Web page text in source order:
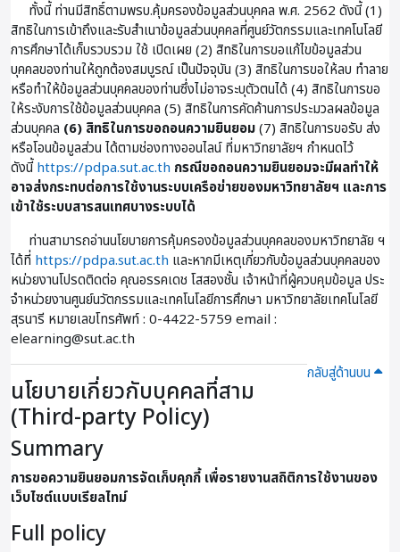
ทั้งนี้ ท่านมีสิทธิ์ตามพรบ.คุ้มครองข้อมูลส่วนบุคคล พ.ศ. 2562 ดังนี้ (1)
สิทธิในการเข้าถึงและรับสำเนาข้อมูลส่วนบุคคลที่ศูนย์วัตกรรมและเทคโนโลยี
การศึกษาได้เก็บรวบรวม ใช้ เปิดเผย (2) สิทธิในการขอแก้ไขข้อมูลส่วน
บุคคลของท่านให้ถูกต้องสมบูรณ์ เป็นปัจจุบัน (3) สิทธิในการขอให้ลบ ทำลาย
หรือทำให้ข้อมูลส่วนบุคคลของท่านซึ่งไม่อาจระบุตัวตนได้ (4) สิทธิในการขอ
ให้ระงับการใช้ข้อมูลส่วนบุคคล (5) สิทธิในการคัดค้านการประมวลผลข้อมูล
ส่วนบุคคล (6) สิทธิในการขอถอนความยินยอม(7) สิทธิในการขอรับ ส่ง
หรือโอนข้อมูลส่วน ได้ตามช่องทางออนไลน์ ที่มหาวิทยาลัยฯ กำหนดไว้
ดังนี้ https://pdpa.sut.ac.th กรณีขอถอนความยินยอมจะมีผลทำให้
อาจส่งกระทบต่อการใช้งานระบบเครือข่ายของมหาวิทยาลัยฯ และการ
เข้าใช้ระบบสารสนเทศบางระบบได้
ท่านสามารถอ่านนโยบายการคุ้มครองข้อมูลส่วนบุคคลของมหาวิทยาลัย ฯ
ได้ที่ https://pdpa.sut.ac.th และหากมีเหตุเกี่ยวกับข้อมูลส่วนบุคคลของ
หน่วยงานโปรดติดต่อ คุณอรรคเดช โสสองชั้น เจ้าหน้าที่ผู้ควบคุมข้อมูล ประ
จําหน่วยงานศูนย์นวัตกรรมและเทคโนโลยีการศึกษา มหาวิทยาลัยเทคโนโลยี
สุรนารี หมายเลขโทรศัพท์ : 0-4422-5759 email :
elearning@sut.ac.th
กลับสู่ด้านบน
นโยบายเกี่ยวกับบุคคลที่สาม
(Third-party Policy)
Summary
การขอความยินยอมการจัดเก็บคุกกี้ เพื่อรายงานสถิติการใช้งานของ
เว็บไซต์แบบเรียลไทม์
Full policy